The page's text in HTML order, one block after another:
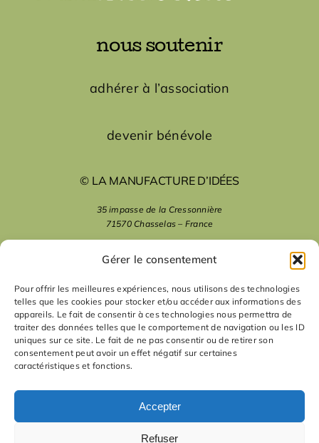
Gérer le consentement
Pour offrir les meilleures expériences, nous utilisons des technologies
telles que les cookies pour stocker et/ou accéder aux informations des
appareils. Le fait de consentir à ces technologies nous permettra de
traiter des données telles que le comportement de navigation ou les ID
uniques sur ce site. Le fait de ne pas consentir ou de retirer son
consentement peut avoir un effet négatif sur certaines
caractéristiques et fonctions.
Accepter
Refuser
nous soutenir
adhérer à l’association
devenir bénévole
© LA MANUFACTURE D’IDÉES
35 impasse de la Cressonnière
71570 Chasselas – France
mentions légales
nous suivre
nous contacter